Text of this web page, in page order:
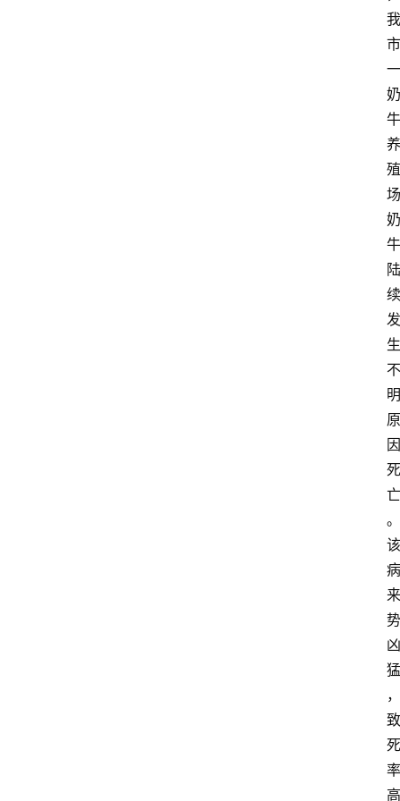
我
市
一
奶
牛
养
殖
场
奶
牛
陆
续
发
生
不
明
原
因
死
亡
。
该
病
来
势
凶
猛
，
致
死
率
高